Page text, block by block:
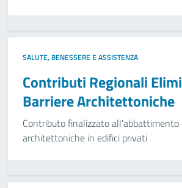
SALUTE, BENESSERE E ASSISTENZA
Contributi Regionali
Barriere Architettoniche
Contributo finalizzato all'abbattimento
architettoniche in edifici privati